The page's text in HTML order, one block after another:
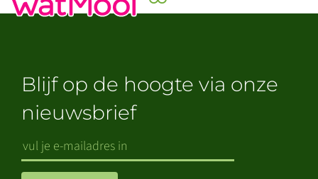
Blijf op de hoogte via onze
nieuwsbrief